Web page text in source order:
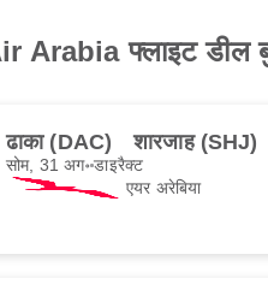
Air Arabia फ्लाइट
ढाका (DAC) शारजाह (SHJ)
सोम, 31 अग॰डाइरैक्ट
एयर अरेबिया